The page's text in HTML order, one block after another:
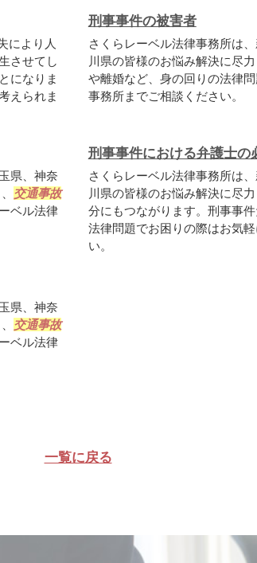
により人
させてし
になりま
えられま
刑事事件の被害者
さくらレーベル法律事務所は
川県の皆様のお悩み解決に尽
や離婚など、身の回りの法律
事務所までご相談ください。
県、神奈
交通事故
ベル法律
刑事事件における弁護士の
さくらレーベル法律事務所は
川県の皆様のお悩み解決に尽
分にもつながります。刑事事件
法律問題でお困りの際はお気
い。
県、神奈
交通事故
ベル法律
一覧に戻る